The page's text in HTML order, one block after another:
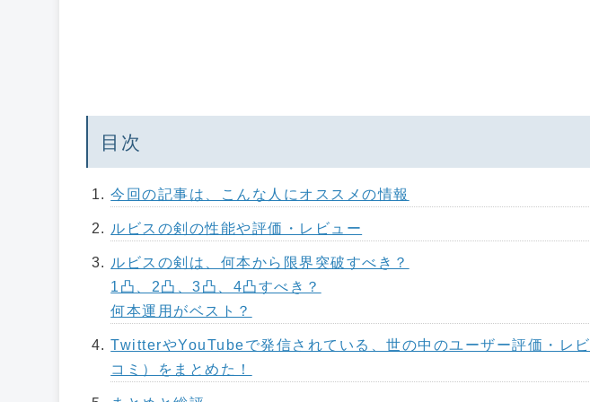
目次
今回の記事は、こんな人にオススメの情報
ルビスの剣の性能や評価・レビュー
ルビスの剣は、何本から限界突破すべき？
1凸、2凸、3凸、4凸すべき？
何本運用がベスト？
TwitterやYouTubeで発信されている、世の中のユーザー評価・レ
コミ）をまとめた！